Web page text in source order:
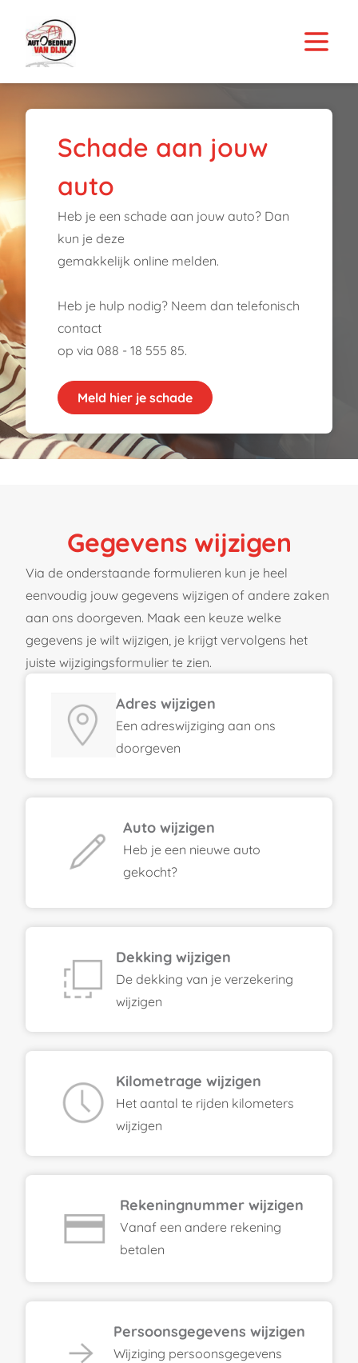
Schade aan jouw
auto
Heb je een schade aan jouw auto? Dan
kun je deze
gemakkelijk online melden.
Heb je hulp nodig? Neem dan telefonisch
contact
op via 088 - 18 555 85.
Meld hier je schade
Gegevens wijzigen
Via de onderstaande formulieren kun je heel
eenvoudig jouw gegevens wijzigen of andere zaken
aan ons doorgeven. Maak een keuze welke
gegevens je wilt wijzigen, je krijgt vervolgens het
juiste wijzigingsformulier te zien.
Adres wijzigen
Een adreswijziging aan ons
doorgeven
Auto wijzigen
Heb je een nieuwe auto
gekocht?
Dekking wijzigen
De dekking van je verzekering
wijzigen
Kilometrage wijzigen
Het aantal te rijden kilometers
wijzigen
Rekeningnummer wijzigen
Vanaf een andere rekening
betalen
Persoonsgegevens wijzigen
Wijziging persoonsgegevens